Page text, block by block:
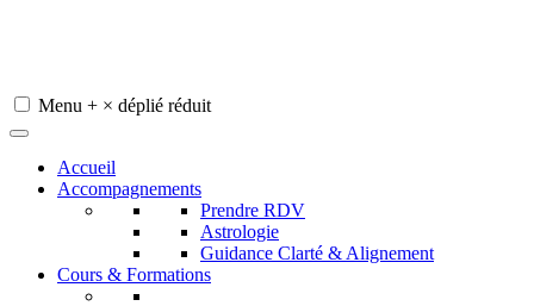
Menu + × déplié réduit
Accueil
Accompagnements
Prendre RDV
Astrologie
Guidance Clarté & Alignement
Cours & Formations